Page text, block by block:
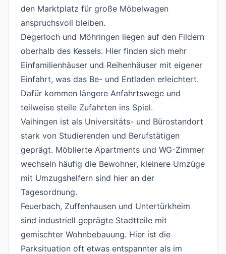
den Marktplatz für große Möbelwagen
anspruchsvoll bleiben.
Degerloch und Möhringen liegen auf den Fildern
oberhalb des Kessels. Hier finden sich mehr
Einfamilienhäuser und Reihenhäuser mit eigener
Einfahrt, was das Be- und Entladen erleichtert.
Dafür kommen längere Anfahrtswege und
teilweise steile Zufahrten ins Spiel.
Vaihingen ist als Universitäts- und Bürostandort
stark von Studierenden und Berufstätigen
geprägt. Möblierte Apartments und WG-Zimmer
wechseln häufig die Bewohner, kleinere Umzüge
mit Umzugshelfern sind hier an der
Tagesordnung.
Feuerbach, Zuffenhausen und Untertürkheim
sind industriell geprägte Stadtteile mit
gemischter Wohnbebauung. Hier ist die
Parksituation oft etwas entspannter als im